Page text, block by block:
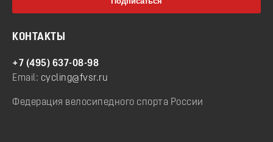
КОНТАКТЫ
+7 (495) 637-08-98
Email: cycling@fvsr.ru
Федерация велосипедного спорта России